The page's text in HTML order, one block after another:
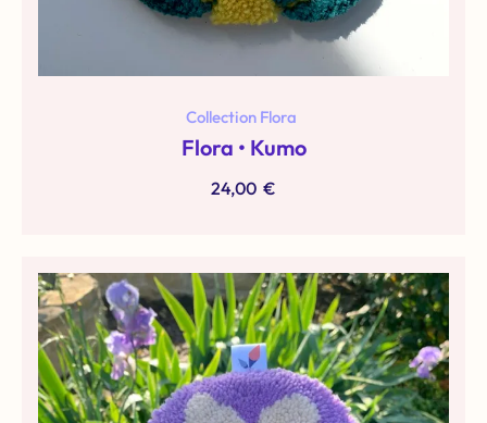
Collection Flora
Flora • Kumo
24,00€